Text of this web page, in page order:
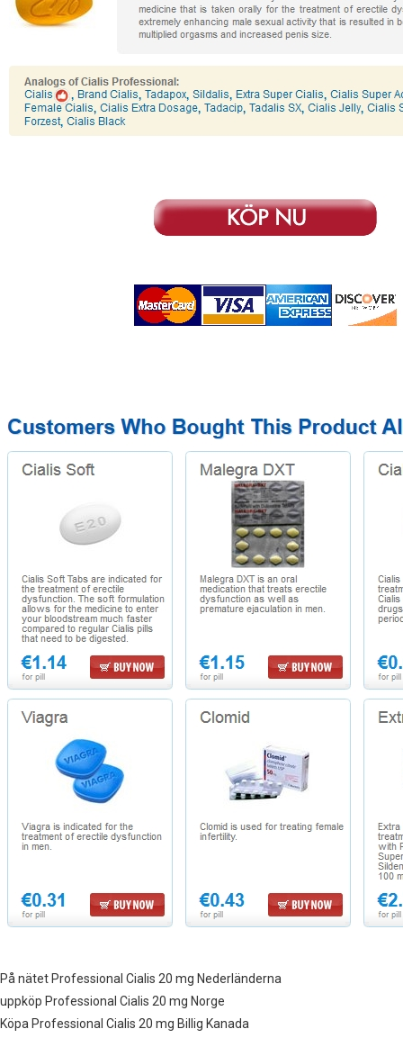
På nätet Professional Cialis 20 mg Nederländerna
uppköp Professional Cialis 20 mg Norge
Köpa Professional Cialis 20 mg Billig Kanada